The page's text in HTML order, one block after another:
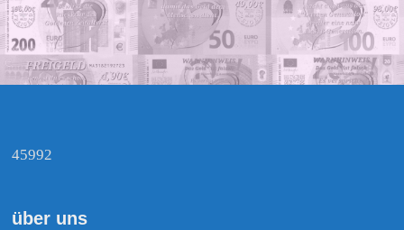
45992
über uns